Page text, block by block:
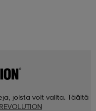
joista voit valita. Täältä
REVOLUTION